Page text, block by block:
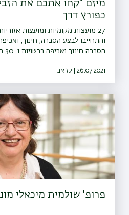
מיזם "קחו אתכם את
כפורץ דרך
27 מועצות מקומיות ומועצות
והתחייבו לבצע הסברה, חינוך,
26.07.2021 | טז אב
פרופ' שולמית מיכאלי